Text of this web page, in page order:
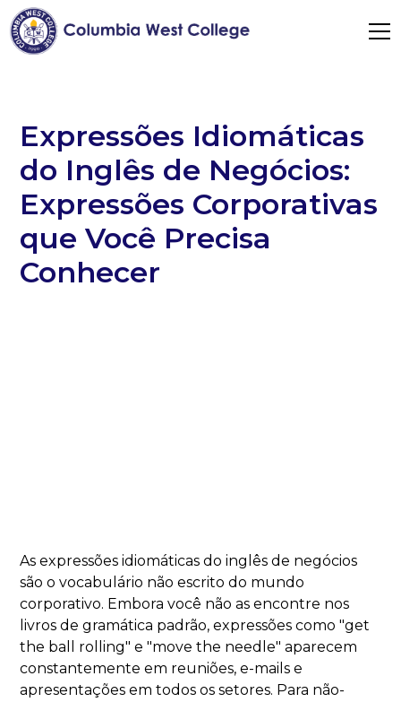
Expressões Idiomáticas
do Inglês de Negócios:
Expressões Corporativas
que Você Precisa
Conhecer
As expressões idiomáticas do inglês de negócios
são o vocabulário não escrito do mundo
corporativo. Embora você não as encontre nos
livros de gramática padrão, expressões como "get
the ball rolling" e "move the needle" aparecem
constantemente em reuniões, e-mails e
apresentações em todos os setores. Para não-